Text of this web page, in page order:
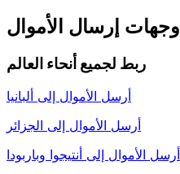
وجهات إرسال الأموال
ربط لجميع أنحاء العالم
أرسل الأموال إلى ألبانيا
أرسل الأموال إلى الجزائر
أرسل الأموال إلى أنتيجوا وباربودا